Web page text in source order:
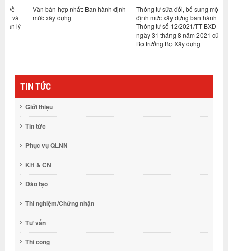
Văn bản hợp nhất: Ban hành định
mức xây dựng
Thông tư sửa đổi, bổ sung một số
định mức xây dựng ban hành tại
Thông tư số 12/2021/TT-BXD
ngày 31 tháng 8 năm 2021 của
Bộ trưởng Bộ Xây dựng
TIN TỨC
Giới thiệu
Tin tức
Phục vụ QLNN
KH & CN
Đào tạo
Thí nghiệm/Chứng nhận
Tư vấn
Thi công